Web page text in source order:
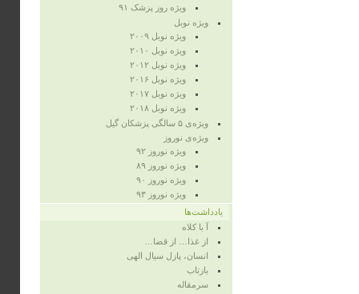
ویژه‌ روز پزشک ۹۱
ویژه‌ نوبل
ویژه‌ نوبل ۲۰۰۹
ویژه‌ نوبل ۲۰۱۰
ویژه‌ نوبل ۲۰۱۲
ویژه نوبل ۲۰۱۶
ویژه نوبل ۲۰۱۷
ویژه نوبل ۲۰۱۸
ویژه‌ی ۵ سالگی پزشکان گیل
ویژه‌ی نوروز
ویژه‌ نوروز ۹۲
ویژه‌ نوروز ۸۹
ویژه‌ نوروز ۹۰
ویژه‌ نوروز ۹۳
یادداشت‌ها
آ با کلاه
از غذا… از قضا…
انسان، پازل سیال الهی
بازتاب
سرمقاله